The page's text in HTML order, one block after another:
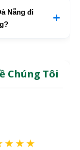
Nẵng đi
Chúng Tôi